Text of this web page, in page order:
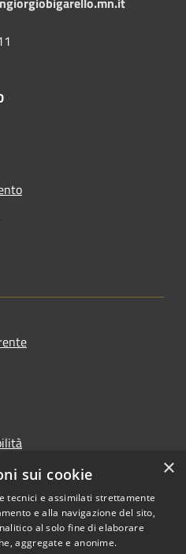
Copyright © 2026 • Comune di
×
sui cookie
tecnici e assimilati strettamente
e alla navigazione del sito,
al solo fine di elaborare
aggregate e anonime.